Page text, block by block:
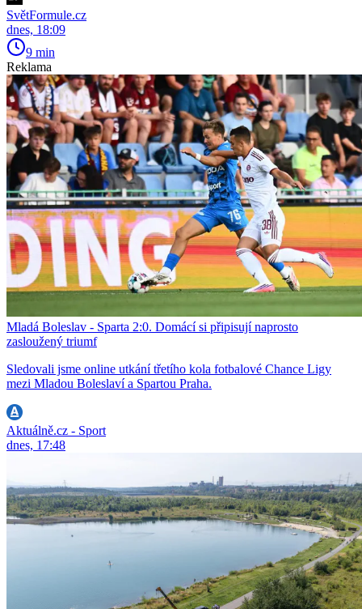
SvětFormule.cz
dnes, 18:09
9 min
Reklama
Mladá Boleslav - Sparta 2:0. Domácí si připisují naprosto
zasloužený triumf
Sledovali jsme online utkání třetího kola fotbalové Chance Ligy
mezi Mladou Boleslaví a Spartou Praha.
Aktuálně.cz - Sport
dnes, 17:48